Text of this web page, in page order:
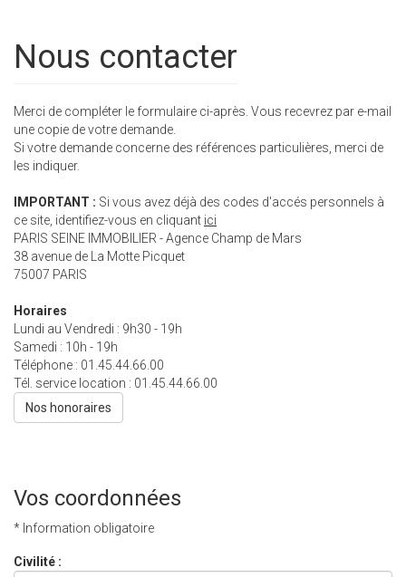
Nous contacter
Merci de compléter le formulaire ci-après. Vous recevrez par e-mail
une copie de votre demande.
Si votre demande concerne des références particulières, merci de
les indiquer.
IMPORTANT : Si vous avez déjà des codes d'accés personnels à
ce site, identifiez-vous en cliquant ici
PARIS SEINE IMMOBILIER - Agence Champ de Mars
38 avenue de La Motte Picquet
75007 PARIS
Horaires
Lundi au Vendredi : 9h30 - 19h
Samedi : 10h - 19h
Téléphone : 01.45.44.66.00
Tél. service location : 01.45.44.66.00
Nos honoraires
Vos coordonnées
* Information obligatoire
Civilité :